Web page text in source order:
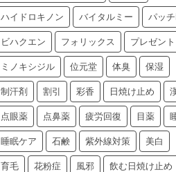
ハイドロキノン バイタルミー パッ
ビハクエン フォリックス プレゼント
ミノキシジル 位元堂 体臭 保湿
制汗剤 割引 彩香 日焼け止め
点眼薬 点鼻薬 疲労回復 目薬
睡眠ケア 石鹸 紫外線対策 美白
育毛 花粉症 風邪 飲む日焼け止め